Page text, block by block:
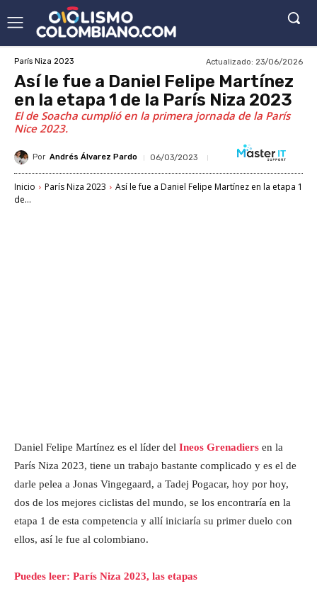
París Niza 2023 Actualizado: 23/06/2026
Así le fue a Daniel Felipe Martínez
en la etapa 1 de la París Niza 2023
El de Soacha cumplió en la primera jornada de la París
Nice 2023.
Por Andrés Álvarez Pardo 06/03/2023
Inicio París Niza 2023
Así le fue a Daniel Felipe Martínez en la etapa 1
de...
Daniel Felipe Martínez es el líder del Ineos Grenadiers en la
París Niza 2023, tiene un trabajo bastante complicado y es el de
darle pelea a Jonas Vingegaard, a Tadej Pogacar, hoy por hoy,
dos de los mejores ciclistas del mundo, se los encontraría en la
etapa 1 de esta competencia y allí iniciaría su primer duelo con
ellos, así le fue al colombiano.
Puedes leer: París Niza 2023, las etapas